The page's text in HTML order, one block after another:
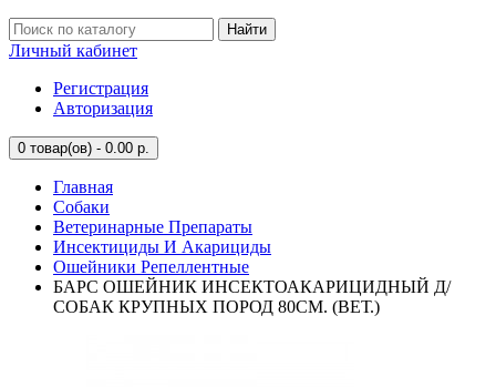
Найти
Личный кабинет
Регистрация
Авторизация
0 товар(ов) - 0.00 р.
Главная
Собаки
Ветеринарные Препараты
Инсектициды И Акарициды
Ошейники Репеллентные
БАРС ОШЕЙНИК ИНСЕКТОАКАРИЦИДНЫЙ Д/
СОБАК КРУПНЫХ ПОРОД 80СМ. (ВЕТ.)